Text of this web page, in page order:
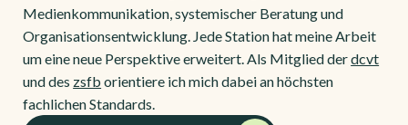
Medienkommunikation, systemischer Beratung und
Organisationsentwicklung. Jede Station hat meine Arbeit
um eine neue Perspektive erweitert. Als Mitglied derdcvt
und des zsfb orientiere ich mich dabei an höchsten
fachlichen Standards.